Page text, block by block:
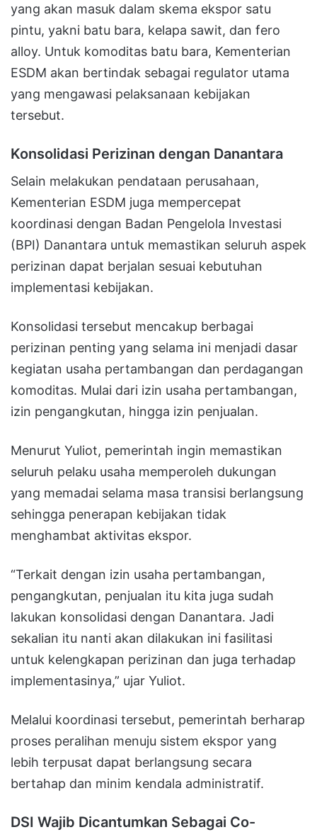
yang akan masuk dalam skema ekspor satu
pintu, yakni batu bara, kelapa sawit, dan fero
alloy. Untuk komoditas batu bara, Kementerian
ESDM akan bertindak sebagai regulator utama
yang mengawasi pelaksanaan kebijakan
tersebut.
Konsolidasi Perizinan dengan Danantara
Selain melakukan pendataan perusahaan,
Kementerian ESDM juga mempercepat
koordinasi dengan Badan Pengelola Investasi
(BPI) Danantara untuk memastikan seluruh aspek
perizinan dapat berjalan sesuai kebutuhan
implementasi kebijakan.
Konsolidasi tersebut mencakup berbagai
perizinan penting yang selama ini menjadi dasar
kegiatan usaha pertambangan dan perdagangan
komoditas. Mulai dari izin usaha pertambangan,
izin pengangkutan, hingga izin penjualan.
Menurut Yuliot, pemerintah ingin memastikan
seluruh pelaku usaha memperoleh dukungan
yang memadai selama masa transisi berlangsung
sehingga penerapan kebijakan tidak
menghambat aktivitas ekspor.
“Terkait dengan izin usaha pertambangan,
pengangkutan, penjualan itu kita juga sudah
lakukan konsolidasi dengan Danantara. Jadi
sekalian itu nanti akan dilakukan ini fasilitasi
untuk kelengkapan perizinan dan juga terhadap
implementasinya,” ujar Yuliot.
Melalui koordinasi tersebut, pemerintah berharap
proses peralihan menuju sistem ekspor yang
lebih terpusat dapat berlangsung secara
bertahap dan minim kendala administratif.
DSI Wajib Dicantumkan Sebagai Co-